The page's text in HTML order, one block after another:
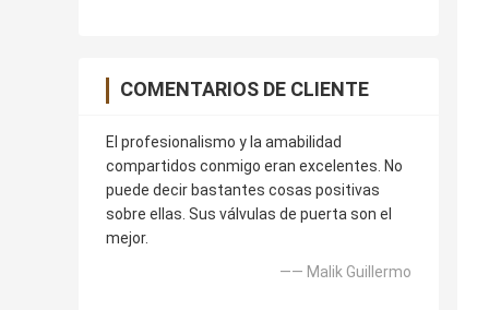
COMENTARIOS DE CLIENTE
El profesionalismo y la amabilidad
compartidos conmigo eran excelentes. No
puede decir bastantes cosas positivas
sobre ellas. Sus válvulas de puerta son el
mejor.
—— Malik Guillermo